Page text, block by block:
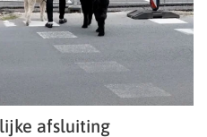
afsluiting